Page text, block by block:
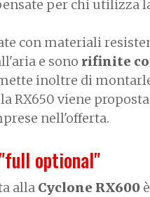
per chi utilizza
con materiali
e sono rifinite
inoltre di
la RX650 viene
nell'offerta.
optional"
alla Cyclone RX600